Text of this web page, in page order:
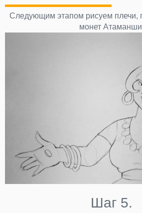
Следующим этапом рисуем плечи,
монет
Шаг 5.